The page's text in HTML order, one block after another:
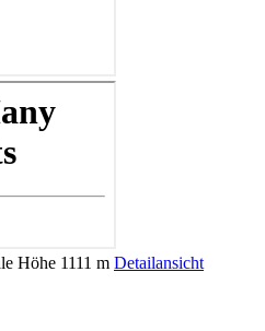
Höhe 1111 m Detailansicht